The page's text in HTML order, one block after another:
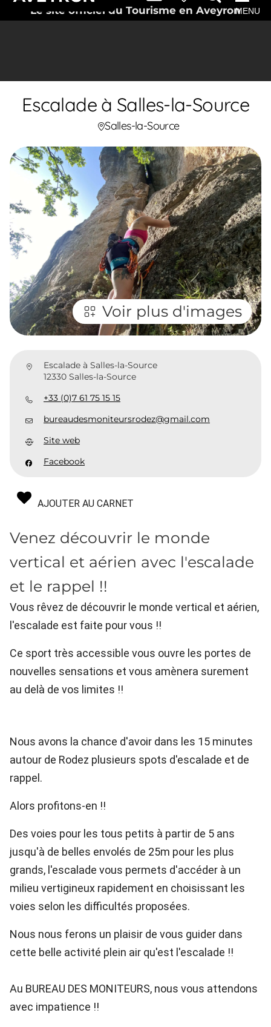
Le site officiel du Tourisme en AveyronMENU
Escalade à Salles-la-Source
Salles-la-Source
Voir plus d'images
Escalade à Salles-la-Source
12330 Salles-la-Source
+33 (0)7 61 75 15 15
bureaudesmoniteursrodez@gmail.com
Site web
Facebook
AJOUTER AU CARNET
Venez découvrir le monde
vertical et aérien avec l'escalade
et le rappel !!
Vous rêvez de découvrir le monde vertical et aérien,
l'escalade est faite pour vous !!
Ce sport très accessible vous ouvre les portes de
nouvelles sensations et vous amènera surement
au delà de vos limites !!
Nous avons la chance d'avoir dans les 15 minutes
autour de Rodez plusieurs spots d'escalade et de
rappel.
Alors profitons-en !!
Des voies pour les tous petits à partir de 5 ans
jusqu'à de belles envolés de 25m pour les plus
grands, l'escalade vous permets d'accéder à un
milieu vertigineux rapidement en choisissant les
voies selon les difficultés proposées.
Nous nous ferons un plaisir de vous guider dans
cette belle activité plein air qu'est l'escalade !!
Au BUREAU DES MONITEURS, nous vous attendons
avec impatience !!